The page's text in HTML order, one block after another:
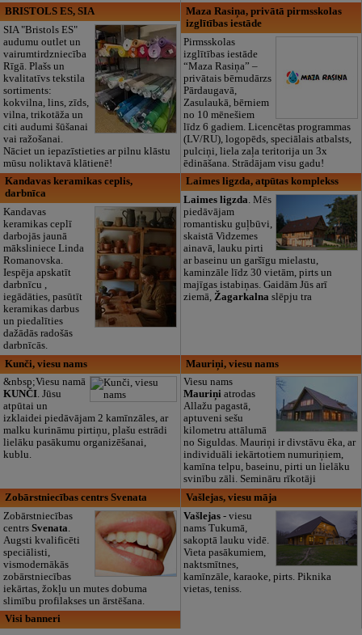
BRISTOLS ES, SIA
SIA "Bristols ES"
audumu outlet un
vairumtirdzniecība
Rīgā. Plašs un
kvalitatīvs tekstila
sortiments:
kokvilna, lins, zīds,
vilna, trikotāža un
citi audumi šūšanai
vai ražošanai.
Nāciet un iepazīstieties ar pilnu klāstu
mūsu noliktavā klātienē!
Maza Rasiņa, privātā pirmsskolas
izglītības iestāde
Pirmsskolas
izglītības iestāde
“Maza Rasiņa” –
privātais bērnudārzs
Pārdaugavā,
Zasulaukā, bērniem
no 10 mēnešiem
līdz 6 gadiem. Licencētas programmas
(LV/RU), logopēds, speciālais atbalsts,
pulciņi, liela zaļa teritorija un 3x
ēdināšana. Strādājam visu gadu!
Kandavas keramikas ceplis,
darbnīca
Kandavas
keramikas ceplī
darbojās jaunā
māksliniece Linda
Romanovska.
Iespēja apskatīt
darbnīcu ,
iegādāties, pasūtīt
keramikas darbus
un piedalīties
dažādās radošās
darbnīcās.
Laimes ligzda, atpūtas komplekss
Laimes ligzda. Mēs
piedāvājam
romantisku guļbūvi,
skaistā Vidzemes
ainavā, lauku pirti
ar baseinu un garšīgu mielastu,
kaminzāle līdz 30 vietām, pirts un
majīgas istabiņas. Gaidām Jūs arī
ziemā,Žagarkalna slēpju tra
Kunči, viesu nams
&nbsp;Viesu namā
KUNČI. Jūsu
atpūtai un
izklaidei piedāvājam 2 kamīnzāles, ar
malku kurināmu pirtiņu, plašu estrādi
lielāku pasākumu organizēšanai,
kublu.
Mauriņi, viesu nams
Viesu nams
Mauriņi atrodas
Allažu pagastā,
aptuveni sešu
kilometru attālumā
no Siguldas. Mauriņi ir divstāvu ēka, ar
individuāli iekārtotiem numuriņiem,
kamīna telpu, baseinu, pirti un lielāku
svinību zāli. Semināru rīkotāji
Zobārstniecības centrs Svenata
Zobārstniecības
centrs Svenata
Augsti kvalificēti
speciālisti,
vismodernākās
zobārstniecības
iekārtas, žokļu un mutes dobuma
slimību profilakses un ārstēšana.
Vašlejas, viesu māja
Vašlejas - viesu
nams Tukumā,
sakoptā lauku vidē.
Vieta pasākumiem,
naktsmītnes,
kamīnzāle, karaoke, pirts. Piknika
vietas, teniss.
Visi banneri